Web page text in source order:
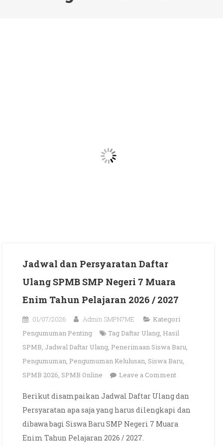
Jadwal dan Persyaratan Daftar
Ulang SPMB SMP Negeri 7 Muara
Enim Tahun Pelajaran 2026 / 2027
01/07/2026 Admin SMPN7ME
Kategori
Pengumuman Penting
Tag Daftar Ulang, Hasil
SPMB, Jadwal Daftar Ulang, Penerimaan Siswa Baru,
Pengumuman, Pengumuman Kelulusan, Siswa Baru,
SPMB 2026, SPMB Online Leave a Commenton
dan
Persyaratan
Daftar
Berikut disampaikan Jadwal Daftar Ulang dan
Persyaratan apa saja yang harus dilengkapi dan
dibawa bagi Siswa Baru SMP Negeri 7 Muara
Enim Tahun Pelajaran 2026 / 2027.